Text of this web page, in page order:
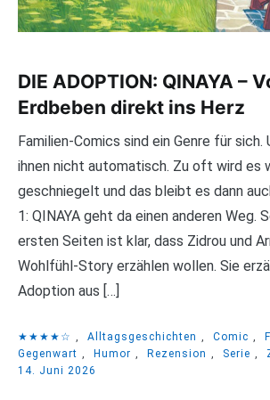
DIE ADOPTION: QINAYA –
Erdbeben direkt ins Herz
Familien-Comics sind ein Genre für sich.
ihnen nicht automatisch. Zu oft wird es
geschniegelt und das bleibt es dann
1: QINAYA geht da einen anderen Weg.
ersten Seiten ist klar, dass Zidrou und
Wohlfühl-Story erzählen wollen. Sie
Adoption aus […]
★★★★☆ Alltagsgeschichten Comic
Gegenwart
Humor Rezension Serie
14. Juni 2026